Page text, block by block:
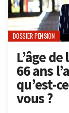
DOSSIER PENSION
L’âge
66 ans
qu’est-
vous ?